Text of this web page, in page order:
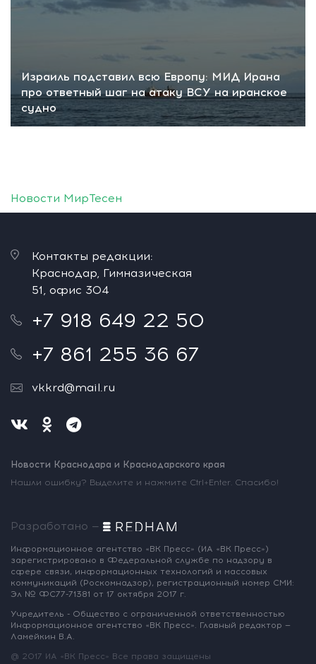
Израиль подставил всю Европу: МИД Ирана
про ответный шаг на атаку ВСУ на иранское
судно
Новости МирТесен
Контакты редакции:
Краснодар, Гимназическая
51, офис 304
+7 918 649 22 50
+7 861 255 36 67
vkkrd@mail.ru
Новости Краснодара и Краснодарского края
Нашли ошибку? Выделите и нажмите Ctrl+Enter. Спасибо!
Разработано —
Информационное агентство «ВК Пресс» (ИА «ВК Пресс»)
зарегистрировано в Федеральной службе по надзору в
сфере связи, информационных технологий и массовых
коммуникаций (Роскомнадзор), регистрационный номер СМИ:
Эл № ФС77-71381 от 17 октября 2017 г.
Учредитель - Общество с ограниченной ответственностью
Информационное агентство «ВК Пресс». Главный редактор —
Ламейкин В.А.
@ 2017 ИА «ВК Пресс» Все права защищены